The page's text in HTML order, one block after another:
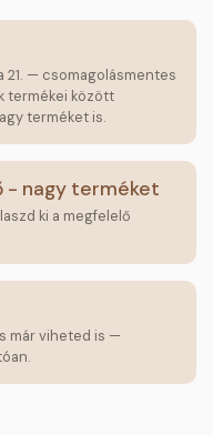
21. — csomagolásmentes
termékei között
terméket is.
- nagy terméket
ki a megfelelő
már viheted is —